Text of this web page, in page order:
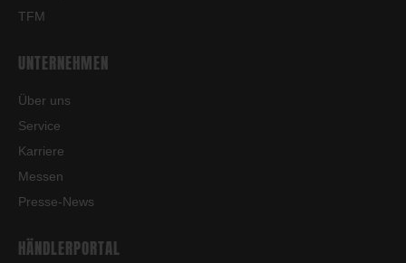
TFM
UNTERNEHMEN
Über uns
Service
Karriere
Messen
Presse-News
HÄNDLERPORTAL